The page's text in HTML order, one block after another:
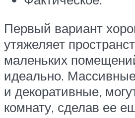
Первый вариант
утяжеляет
маленьких
идеально.
и декоративные,
комнату, сделав ее